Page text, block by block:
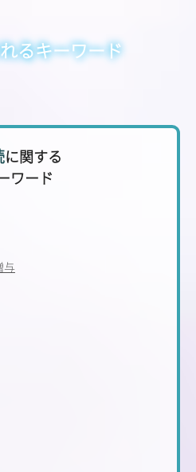
るキーワード
に関する
ワード
与